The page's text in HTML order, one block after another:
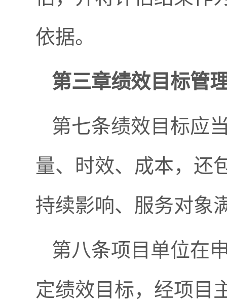
依据。
第三章绩效目标管
第七条绩效目标应
量、时效、成本，还
持续影响、服务对象
第八条项目单位在
定绩效目标，经项目